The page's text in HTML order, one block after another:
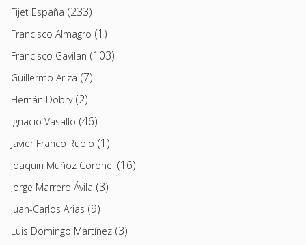
Fijet España (233)
Francisco Almagro (1)
Francisco Gavilan (103)
Guillermo Ariza (7)
Hernán Dobry(2)
Ignacio Vasallo (46)
Javier Franco Rubio (1)
Joaquin Muñoz Coronel (16)
Jorge Marrero Ávila (3)
Juan-Carlos Arias (9)
Luis Domingo Martínez (3)